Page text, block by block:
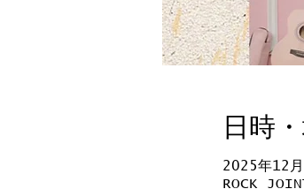
日時
2025年12
ROCK